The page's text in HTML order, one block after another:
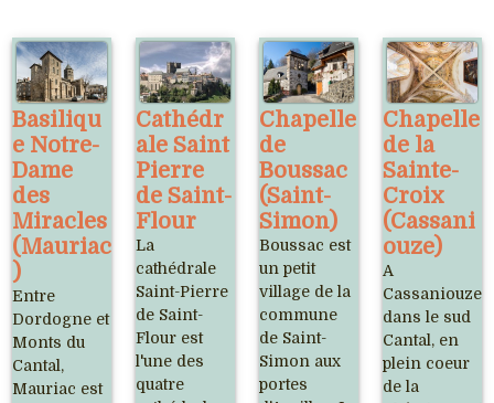
Basiliqu
e Notre-
Dame
des
Miracles
(Mauriac
)
Entre
Dordogne et
Monts du
Cantal,
Mauriac est
Cathédr
ale Saint
Pierre
de Saint-
Flour
La
cathédrale
Saint-Pierre
de Saint-
Flour est
l'une des
quatre
Chapelle
de
Boussac
(Saint-
Simon)
Boussac est
un petit
village de la
commune
de Saint-
Simon aux
portes
Chapelle
de la
Sainte-
Croix
(Cassani
ouze)
A
Cassaniouze,
dans le sud
Cantal, en
plein coeur
de la